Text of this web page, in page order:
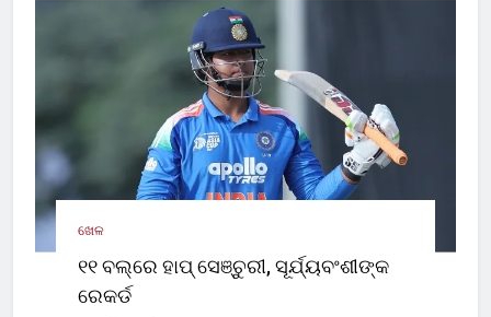
ଖେଳ
୧୧ ବଲ୍‌ରେ ହାପ୍ ସେଞ୍ଚୁରୀ, ସୂର୍ଯ୍ୟବଂଶୀଙ୍କ
ରେକର୍ଡ